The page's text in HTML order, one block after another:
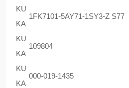
KU
KA
1FK7101-5AY71-1SY3-Z S77
KU
KA
109804
KU
KA
000-019-1435